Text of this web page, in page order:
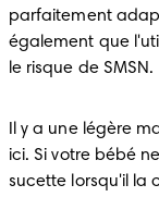
parfaitement
également que
le risque de SMSN.
Il y a une légère
ici. Si votre bébé
sucette lorsqu'il la